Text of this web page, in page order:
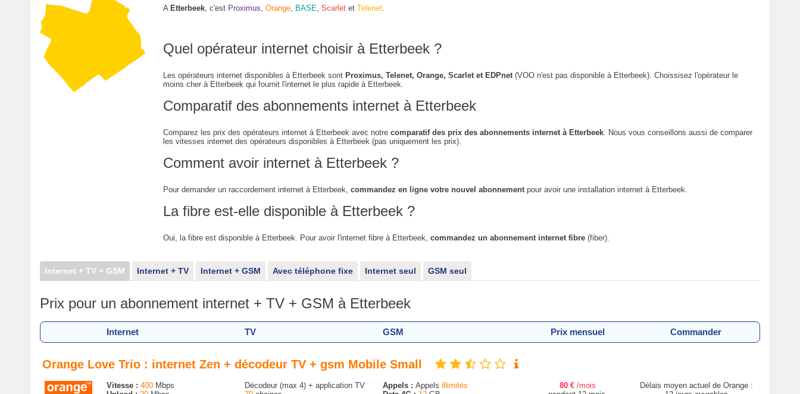
A Etterbeek, c'est Proximus, Orange, BASE, Scarletet Telenet.
Quel opérateur internet choisir à Etterbeek ?
Les opérateurs internet disponibles à Etterbeek sont Proximus, Telenet, Orange, Scarlet et EDPnet(VOO n'est pas disponible à Etterbeek). Choissisez l'opérateur le
moins cher à Etterbeek qui fournit l'internet le plus rapide à Etterbeek.
Comparatif des abonnements internet à Etterbeek
Comparez les prix des opérateurs internet à Etterbeek avec notre comparatif des prix des abonnements internet à Etterbeek. Nous vous conseillons aussi de comparer
les vitesses internet des opérateurs disponibles à Etterbeek (pas uniquement les prix).
Comment avoir internet à Etterbeek ?
Pour demander un raccordement internet à Etterbeek, commandez en ligne votre nouvel abonnementpour avoir une installation internet à Etterbeek.
La fibre est-elle disponible à Etterbeek ?
Oui, la fibre est disponible à Etterbeek. Pour avoir l'internet fibre à Etterbeek, commandez un abonnement internet fibre(fiber).
Internet + TV + GSM Internet + TV Internet + GSM Avec téléphone fixe Internet seul GSM seul
Prix pour un abonnement internet + TV + GSM à Etterbeek
Internet TV GSM Prix mensuel Commander
Orange Love Trio : internet Zen + décodeur TV + gsm Mobile Small
Vitesse : 400Mbps
Décodeur (max 4) + application TV
Appels : Appels illimités
80€ /mois
Délais moyen actuel de Orange :